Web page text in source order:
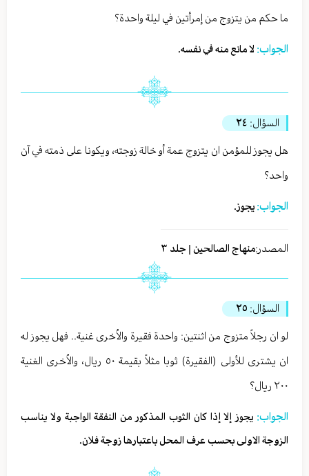
ما حكم من يتزوج من إمرأتين في ليلة واحدة؟
الجواب: لا مانع منه في نفسه.
السؤال: ٢٤
هل يجوز للمؤمن ان يتزوج عمة أو خالة زوجته، ويكونا على ذمته في آن
واحد؟
الجواب: يجوز.
المصدر:منهاج الصالحين | جلد ٣
السؤال: ٢٥
لو ان رجلاً متزوج من اثنتين: واحدة فقيرة والاُخرى غنية.. فهل يجوز له
ان يشترى للأولى (الفقيرة) ثوبا مثلاً بقيمة ٥٠ ريال، والاُخرى الغنية
٢٠٠ ريال؟
الجواب: يجوز إلا إذا كان الثوب المذكور من النفقة الواجبة ولا يناسب
الزوجة الاولى بحسب عرف المحل باعتبارها زوجة فلان.